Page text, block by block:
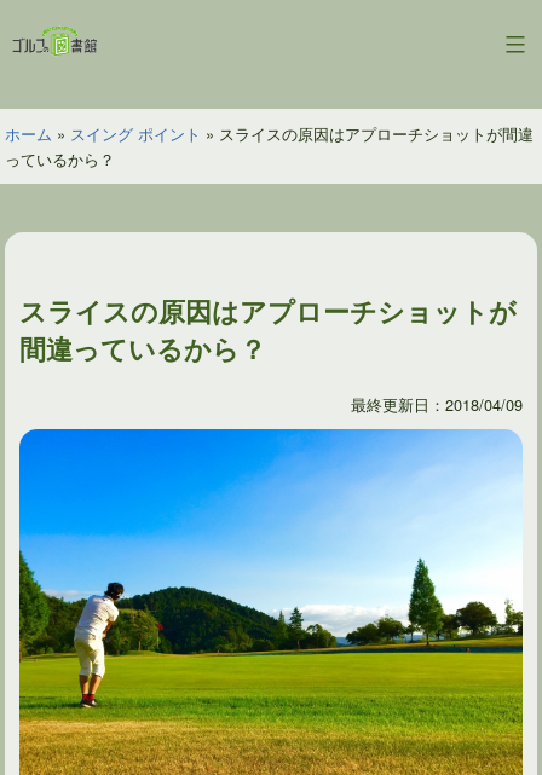
ン
ツ
へ
ス
ッ
ゴ
フ
の
図
ホーム » スイング ポイント » スライスの原因はアプローチショットが間違
っているから？
スライスの原因はアプローチショットが
間違っているから？
最終更新日：2018/04/09